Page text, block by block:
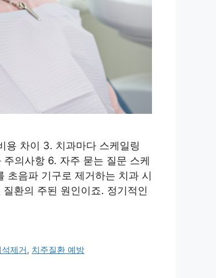
용 차이 3. 치과마다 스케일링
의사항 6. 자주 묻는 질문 스케
초음파 기구로 제거하는 치과 시
환의 주된 원인이죠. 정기적인
석제거, 치주질환 예방